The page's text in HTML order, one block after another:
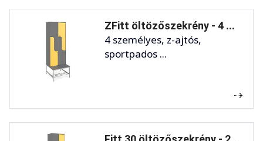
ZFitt öltözőszekrény - 4 ...
4 személyes, z-ajtós,
sportpados ...